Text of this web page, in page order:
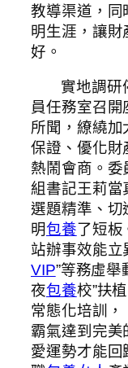
教導渠道，同
明生涯，讓財
好。
實地調研
員任務室召
所聞，繚繞加
保證、優化財
熱鬧會商。委
組書記王莉當
選題精準、切
明包養了短板
站辦事效能立
VIP”等務虛舉
夜包養校”扶
常態化培訓，
霸氣達到完美
愛運勢才能回